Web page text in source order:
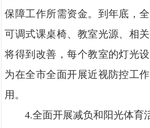
保障工作所需资金。到年底，
可调式课桌椅、教室光源、相
将得到改善，每个教室的灯光
为在全市全面开展近视防控工
用。
4.全面开展减负和阳光体育